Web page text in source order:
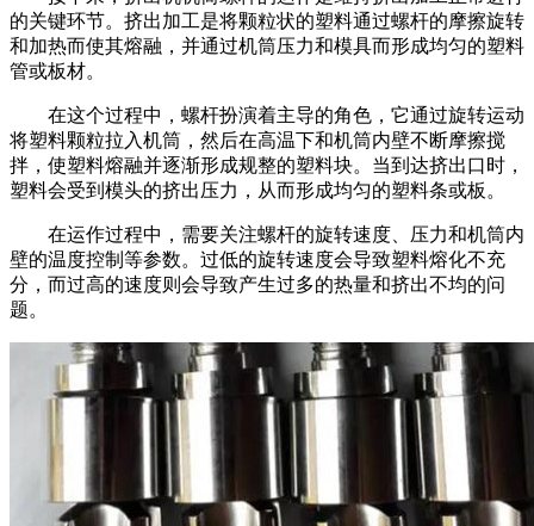
的关键环节。挤出加工是将颗粒状的塑料通过螺杆的摩擦旋转
和加热而使其熔融，并通过机筒压力和模具而形成均匀的塑料
管或板材。
在这个过程中，螺杆扮演着主导的角色，它通过旋转运动
将塑料颗粒拉入机筒，然后在高温下和机筒内壁不断摩擦搅
拌，使塑料熔融并逐渐形成规整的塑料块。当到达挤出口时，
塑料会受到模头的挤出压力，从而形成均匀的塑料条或板。
在运作过程中，需要关注螺杆的旋转速度、压力和机筒内
壁的温度控制等参数。过低的旋转速度会导致塑料熔化不充
分，而过高的速度则会导致产生过多的热量和挤出不均的问
题。